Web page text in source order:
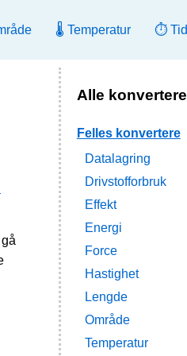
🌡️ Temperatur ⏱️ Tid
Alle konvertere
Felles konvertere
Datalagring
Drivstofforbruk
Effekt
Energi
Force
Hastighet
Lengde
Område
Temperatur